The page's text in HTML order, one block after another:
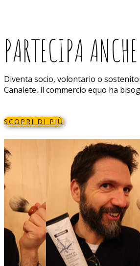
PARTECIPA
Diventa socio, volontario o
Canalete, il commercio equo ha
SCOPRI DI PIÙ